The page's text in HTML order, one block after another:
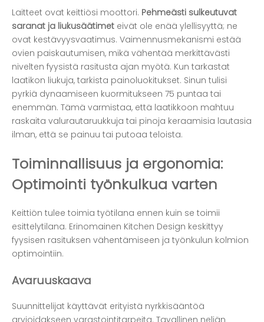
Laitteet ovat keittiösi moottori. Pehmeästi sulkeutuvat
saranat ja liukusäätimet eivät ole enää ylellisyyttä; ne
ovat kestävyysvaatimus. Vaimennusmekanismi estää
ovien paiskautumisen, mikä vähentää merkittävästi
nivelten fyysistä rasitusta ajan myötä. Kun tarkastat
laatikon liukuja, tarkista painoluokitukset. Sinun tulisi
pyrkiä dynaamiseen kuormitukseen 75 puntaa tai
enemmän. Tämä varmistaa, että laatikkoon mahtuu
raskaita valurautaruukkuja tai pinoja keraamisia lautasia
ilman, että se painuu tai putoaa teloista.
Toiminnallisuus ja ergonomia:
Optimointi työnkulkua varten
Keittiön tulee toimia työtilana ennen kuin se toimii
esittelytilana. Erinomainen Kitchen Design keskittyy
fyysisen rasituksen vähentämiseen ja työnkulun kolmion
optimointiin.
Avaruuskaava
Suunnittelijat käyttävät erityistä nyrkkisääntöä